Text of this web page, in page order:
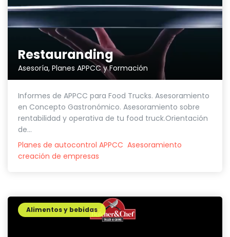
Restauranding
Asesoría, Planes APPCC y Formación
Informes de APPCC para Food Trucks. Asesoramiento
en Concepto Gastronómico. Asesoramiento sobre
rentabilidad y operativa de tu food truck.Orientación
de...
Planes de autocontrol APPCC Asesoramiento
creación de empresas
Alimentos y bebidas